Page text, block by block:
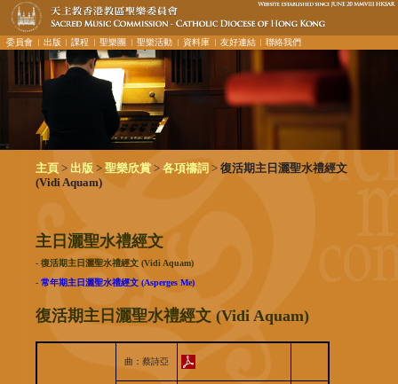
委員會 ︳出版 ︳課程 ︳聖樂團 ︳聖樂活動 ︳資料庫 ︳友好連結 ︳聯絡我們
主頁 > 出版 > 聖樂欣賞 > 各項禱詞 > 復活期主日灑聖水禮經文
(Vidi Aquam)
主日灑聖水禮經文
- 復活期主日灑聖水禮經文 (Vidi Aquam)
- 常年期主日灑聖水禮經文 (Asperges Me)
復活期主日灑聖水禮經文 (Vidi Aquam)
曲：蔡詩亞